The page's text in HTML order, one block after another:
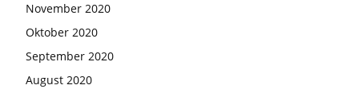
November 2020
Oktober 2020
September 2020
August 2020